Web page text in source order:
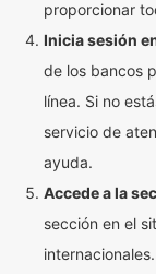
proporcionar
Inicia sesión
de los bancos
línea. Si no
servicio de
ayuda.
Accede a la
sección en el